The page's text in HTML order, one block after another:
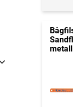
metall